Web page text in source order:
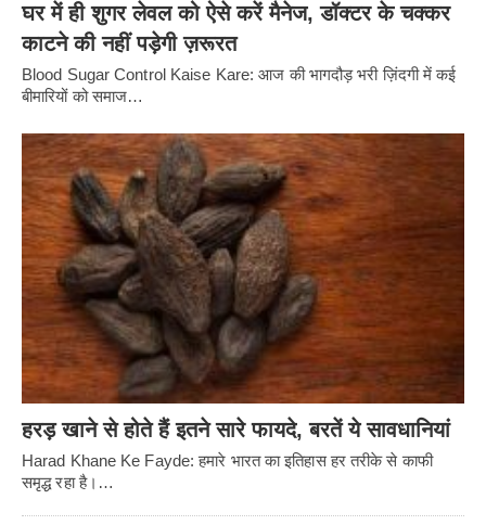
घर में ही शुगर लेवल को ऐसे करें मैनेज, डॉक्टर के चक्कर
काटने की नहीं पड़ेगी ज़रूरत
Blood Sugar Control Kaise Kare: आज की भागदौड़ भरी ज़िंदगी में कई
बीमारियों को समाज…
हरड़ खाने से होते हैं इतने सारे फायदे, बरतें ये सावधानियां
Harad Khane Ke Fayde: हमारे भारत का इतिहास हर तरीके से काफी
समृद्ध रहा है।…